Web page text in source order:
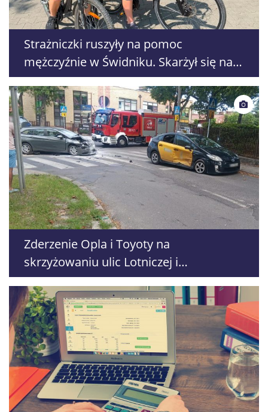
Strażniczki ruszyły na pomoc
mężczyźnie w Świdniku. Skarżył się na
ból w klatce piersiowej
Zderzenie Opla i Toyoty na
skrzyżowaniu ulic Lotniczej i
Elektrycznej